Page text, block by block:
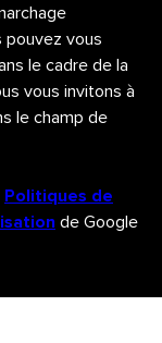
pouvez vous
le cadre de la
vous invitons à
le champ de
Politiques de
de Google